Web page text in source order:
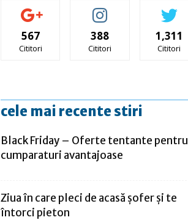
567
Cititori
388
Cititori
1,311
Cititori
cele mai recente stiri
Black Friday – Oferte tentante pentru
cumparaturi avantajoase
Ziua în care pleci de acasă șofer și te
întorci pieton